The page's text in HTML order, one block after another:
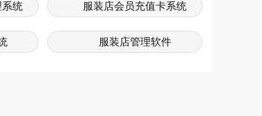
系统 服装店会员充值卡系统
服装店管理软件